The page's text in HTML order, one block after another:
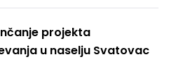
projekta
u naselju Svatovac